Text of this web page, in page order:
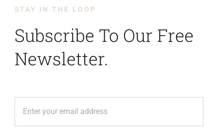
STAY IN THE LOOP
Subscribe To Our Free
Newsletter.